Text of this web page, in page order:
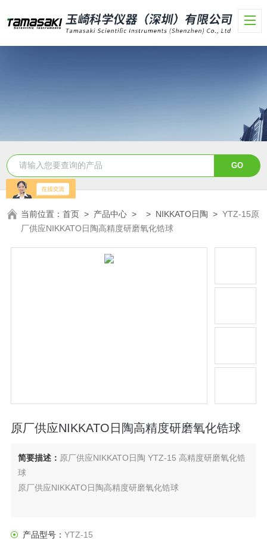
当前位置：首页 > 产品中心 > > NIKKATO日陶 >YTZ-15原
厂供应NIKKATO日陶高精度研磨氧化锆球
原厂供应NIKKATO日陶高精度研磨氧化锆球
简要描述： 原厂供应NIKKATO日陶 YTZ-15 高精度研磨氧化锆
球
原厂供应NIKKATO日陶高精度研磨氧化锆球
产品型号： YTZ-15